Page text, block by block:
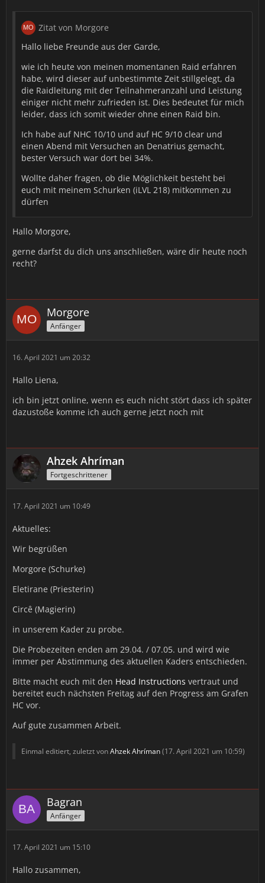
*Sie grinst böse und in den Augen scheint kurz etwas
schnell wieder weg, wie es aufgetaucht ist.*
𝒲𝑒𝓃𝓃 𝑒𝓈 𝑒𝓇𝒻𝑜𝓇𝒹𝑒𝓇𝓁𝒾𝒸𝒽 𝓈𝑒𝒾𝓃 𝓈𝑜𝓁𝓁𝓉𝑒, 𝓀𝒶𝓃𝓃 𝒾𝒸𝒽 𝒶𝓊𝒸𝒽 𝓂𝑒𝒾𝓃𝑒
𝒱𝑒𝓇𝒷ü𝓃𝒹𝑒𝓉𝑒𝓃 𝒽𝑒𝒾𝓁𝑒𝓃. 𝒜𝓁𝓁𝑒𝓇𝒹𝒾𝓃𝑔𝓈 𝓉𝓊𝑒 𝒾𝒸𝒽 𝒹𝒾𝑒𝓈 𝓃𝓊𝓇 𝓈𝑒𝓁𝓉𝑒𝓃, 𝒹𝒶 𝒾𝒸𝒽
𝒹𝑒𝓃 𝒲𝒶𝒽𝓃𝓈𝒾𝓃𝓃 𝒾𝓃 𝓂𝒾𝓇 𝓃𝒾𝒸𝒽𝓉 𝓋𝑜𝓁𝓁𝓈𝓉ä𝓃𝒹𝒾𝑔 𝓀𝑜𝓃𝓉𝓇𝑜𝓁𝓁𝒾𝑒𝓇𝑒𝓃 𝓀𝒶𝓃𝓃 𝓊𝓃𝒹
𝑒𝓈 𝓈𝑜𝓂𝒾𝓉 𝓏𝓊 𝒰𝓃𝒻ä𝓁𝓁𝑒𝓃 𝓀𝑜𝓂𝓂𝓉 𝒷𝒾𝓈𝓌𝑒𝒾𝓁𝑒𝓃. 𝒟𝒾𝑒𝓈 𝓌ü𝓇𝒹𝑒 𝒾𝒸𝒽 𝑔𝑒𝓇𝓃𝑒
*Dann senkt sie ein wenig den Kopf, spricht etwas leiser
weiter, offensichtlich betrübt das sie nicht soviel weiß, wie
𝒜𝓁𝓁𝑒𝓇𝒹𝒾𝓃𝑔𝓈 𝓂𝓊𝓈𝓈 𝒾𝒸𝒽 𝑔𝑒𝓈𝓉𝑒𝒽𝑒𝓃, 𝒹𝒶𝓈 𝒾𝒸𝒽 𝓃𝑜𝒸𝒽 𝓁𝒶𝓃𝑔𝑒 𝓃𝒾𝒸𝒽𝓉 𝒶𝓁𝓁𝑒
𝒢𝑒𝒻𝒶𝒽𝓇𝑒𝓃 𝓀𝑒𝓃𝓃𝑒. 𝐼𝒸𝒽 𝒷𝓇ä𝓊𝒸𝒽𝓉𝑒 𝒶𝓁𝓈𝑜... 𝑒𝒾𝓃𝑒 𝑔𝑒𝓌𝒾𝓈𝓈𝑒 𝐸𝒾𝓃𝓌𝑒𝒾𝓈𝓊𝓃𝑔.
𝒜𝒷𝑒𝓇 𝒾𝒸𝒽 𝓀𝒶𝓃𝓃 𝓂𝒾𝒸𝒽 𝓈𝒸𝒽𝓃𝑒𝓁𝓁 𝒶𝓊𝒻 𝓃𝑒𝓊𝑒 𝒮𝒾𝓉𝓊𝒶𝓉𝒾𝑜𝓃𝑒𝓃 𝑒𝒾𝓃𝓈𝓉𝑒𝓁𝓁𝑒𝓃 𝓊𝓃𝒹
𝐵𝑒𝒻𝑒𝒽𝓁𝑒 𝓇𝑒𝒸𝒽𝓉 𝓈𝒸𝒽𝓃𝑒𝓁𝓁 𝓊𝓂𝓈𝑒𝓉𝓏𝑒𝓃. 𝒜𝒷𝑒𝓇 𝒶𝓊𝒸𝒽 𝓈𝑒𝒾 𝒹𝒶𝓏𝓊 𝑔𝑒𝓈𝒶𝑔𝓉,
𝒜𝒽𝓃𝓊𝓃𝑔 𝒹𝑒𝓈𝓈𝑒𝓃 𝓌𝒶𝓈 𝒶𝓊𝒻 𝓂𝒾𝒸𝒽 𝓏𝓊𝓀𝑜𝓂𝓂𝑒𝓃 𝓂𝒶𝑔, 𝒶𝒷𝑒𝓇 𝒾𝒸𝒽 𝓀𝒶𝓃𝓃 𝒾𝓂
𝒢𝑒𝒻𝑒𝒸𝒽𝓉 𝒹𝑒𝓊𝓉𝓁𝒾𝒸𝒽 𝒷𝑒𝓈𝓈𝑒𝓇 𝓁𝑒𝓇𝓃𝑒𝓃 𝓊𝓃𝒹 𝑒𝒾𝓃𝓅𝓇ä𝑔𝑒𝓃.
Hoffnung schwingt in dem Tonfall mit.*
𝐼𝒸𝒽 𝓌ü𝓇𝒹𝑒 𝓂𝒾𝒸𝒽 𝓈𝑒𝒽𝓇 𝒻𝓇𝑒𝓊𝑒𝓃, 𝓌𝑒𝓃𝓃 𝒾𝒸𝒽 𝒶𝓃 𝐸𝓊𝓇𝑒𝓇 𝓈𝑒𝒾𝓉𝑒 𝒾𝓃 𝒹𝒾𝑒
𝒮𝒸𝒽𝓁𝒶𝒸𝒽𝓉𝑒𝓃 𝓏𝒾𝑒𝒽𝑒𝓃 𝓀ö𝓃𝓃𝓉𝑒, 𝓊𝓂 𝒹𝒾𝑒𝓈𝑒 𝒲𝑒𝓁𝓉 𝓏𝓊 𝒷𝑒𝓌𝒶𝒽𝓇𝑒𝓃.
*Sie salutiert daraufhin und steht still. Wartend auf eine
Nervosität? Oder doch etwas anderes? Vielleicht der
Wahnsinn der in Ihr Schlummert?*
(ooc: Wie gewünscht, eine vollwertige RP-Bewerbung. <3)
Zitat von Morgore
Hallo liebe Freunde aus der Garde,
wie ich heute von meinen momentanen Raid erfahren
habe, wird dieser auf unbestimmte Zeit stillgelegt, da
die Raidleitung mit der Teilnahmeranzahl und Leistung
einiger nicht mehr zufrieden ist. Dies bedeutet für mich
leider, dass ich somit wieder ohne einen Raid bin.
Ich habe auf NHC 10/10 und auf HC 9/10 clear und
einen Abend mit Versuchen an Denatrius gemacht,
bester Versuch war dort bei 34%.
Wollte daher fragen, ob die Möglichkeit besteht bei
euch mit meinem Schurken (iLVL 218) mitkommen zu
dürfen
Hallo Morgore,
gerne darfst du dich uns anschließen, wäre dir heute noch
recht?
Morgore
Anfänger
16. April 2021 um 20:32
Hallo Liena,
ich bin jetzt online, wenn es euch nicht stört dass ich später
dazustoße komme ich auch gerne jetzt noch mit
Ahzek Ahríman
Fortgeschrittener
17. April 2021 um 10:49
Aktuelles:
Wir begrüßen
Morgore (Schurke)
Eletirane (Priesterin)
Circê (Magierin)
in unserem Kader zu probe.
Die Probezeiten enden am 29.04. / 07.05. und wird wie
immer per Abstimmung des aktuellen Kaders entschieden.
Bitte macht euch mit den Head Instructions vertraut und
bereitet euch nächsten Freitag auf den Progress am Grafen
HC vor.
Auf gute zusammen Arbeit.
Einmal editiert, zuletzt vonAhzek Ahríman(17. April 2021 um 10:59)
Bagran
Anfänger
17. April 2021 um 15:10
Hallo zusammen,